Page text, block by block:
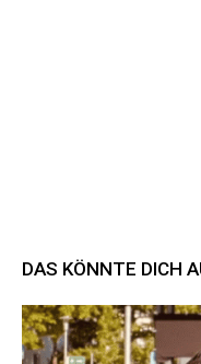
DAS KÖNNTE DICH